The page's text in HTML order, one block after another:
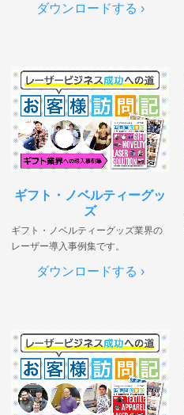
ダウンロードする ›
ギフト・ノベルティーグッ
ズ
ギフト・ノベルティーグッズ業界の
レーザー導入事例集です。
ダウンロードする ›